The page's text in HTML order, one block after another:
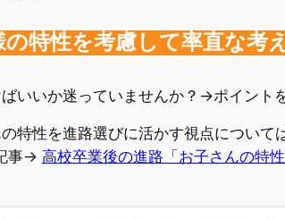
の特性を考慮して率直な考
いいか迷っていませんか？→ポイント
特性を進路選びに活かす視点について
事→高校卒業後の進路「お子さんの特